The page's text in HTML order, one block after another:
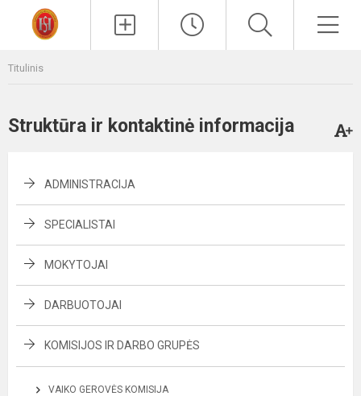
Titulinis
Struktūra ir kontaktinė informacija
ADMINISTRACIJA
SPECIALISTAI
MOKYTOJAI
DARBUOTOJAI
KOMISIJOS IR DARBO GRUPĖS
VAIKO GEROVĖS KOMISIJA